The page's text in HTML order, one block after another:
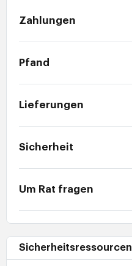
Zahlungen
Pfand
Lieferungen
Sicherheit
Um Rat fragen